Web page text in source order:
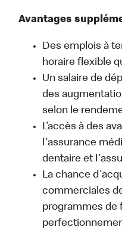
Avantages
Des emplois à
horaire flexible
Un salaire de
des
selon le
L’accès à des
l'assurance
dentaire et
La chance
commerciales
programmes de